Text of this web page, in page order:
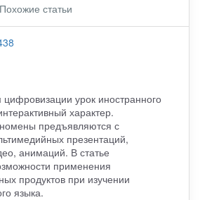
Похожие статьи
урок иностранного
характер.
предъявляются с
презентаций,
анимаций. В статье
применения
продуктов при изучении
языка.